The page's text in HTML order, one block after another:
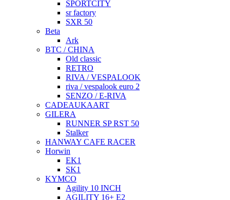
SPORTCITY
sr factory
SXR 50
Beta
Ark
BTC / CHINA
Old classic
RETRO
RIVA / VESPALOOK
riva / vespalook euro 2
SENZO / E-RIVA
CADEAUKAART
GILERA
RUNNER SP RST 50
Stalker
HANWAY CAFE RACER
Horwin
EK1
SK1
KYMCO
Agility 10 INCH
AGILITY 16+ E2